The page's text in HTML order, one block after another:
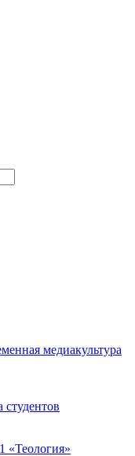
медиакультура
студентов
«Теология»